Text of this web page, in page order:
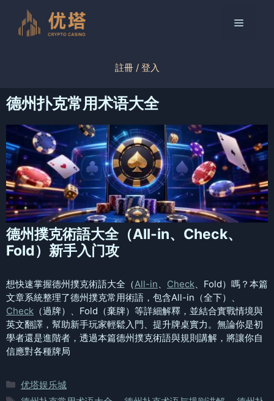
菜
註冊 / 登入
德州扑克常用术语大全
德州撲克術語大全（All-in、Check、
Fold）新手入门攻
想快速掌握德州撲克術語大全（All-in Check 、Fold）嗎？本篇
文章系統整理了德州撲克常用術語，包含All-in（全下）、
Check （過牌）、Fold（棄牌）等詳細解釋，並結合實戰情境與
英文翻譯，幫助新手玩家輕鬆入門、提升牌桌實力。無論你是初
學者還是進階者，透過本篇德州撲克術語與規則講解，將讓你自
信應對各種牌局
分
类
优塔娱乐城
标